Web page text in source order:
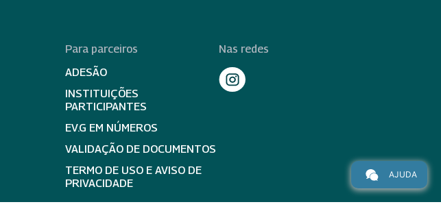
Para parceiros
ADESÃO
INSTITUIÇÕES
PARTICIPANTES
EV.G EM NÚMEROS
VALIDAÇÃO DE DOCUMENTOS
TERMO DE USO E AVISO DE
PRIVACIDADE
Nas redes
AJUDA